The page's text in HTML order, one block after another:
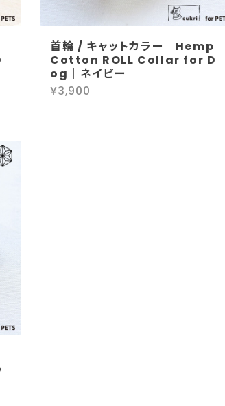
首輪 / キャットカラー｜Hemp
Cotton ROLL Collar for D
og｜ネイビー
¥3,900